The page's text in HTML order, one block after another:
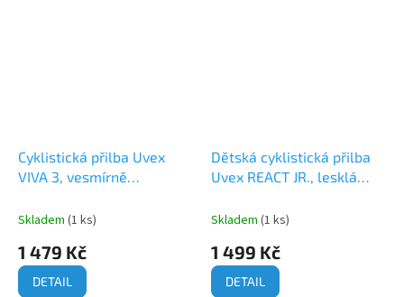
Cyklistická přilba Uvex
VIVA 3, vesmírně
Skladem (1 ks)
1 479 Kč
DETAIL
Dětská cyklistická přilba
Uvex REACT JR., lesklá
Skladem (1 ks)
1 499 Kč
DETAIL